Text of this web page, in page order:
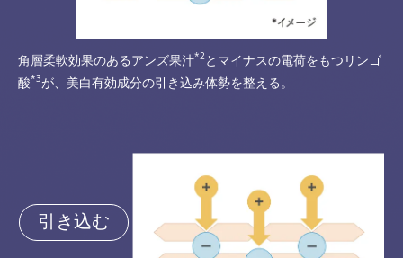
角層柔軟効果のあるアンズ果汁*2 とマイナスの電荷をもつリンゴ
酸*3が、美白有効成分の引き込み体勢を整える。
引き込む